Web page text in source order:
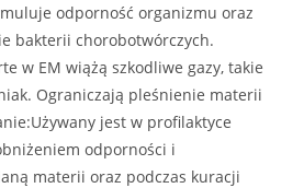
odporność organizmu oraz
bakterii chorobotwórczych.
w EM wiążą szkodliwe gazy, takie
Ograniczają pleśnienie materii
jest w profilaktyce
odporności i
materii oraz podczas kuracji